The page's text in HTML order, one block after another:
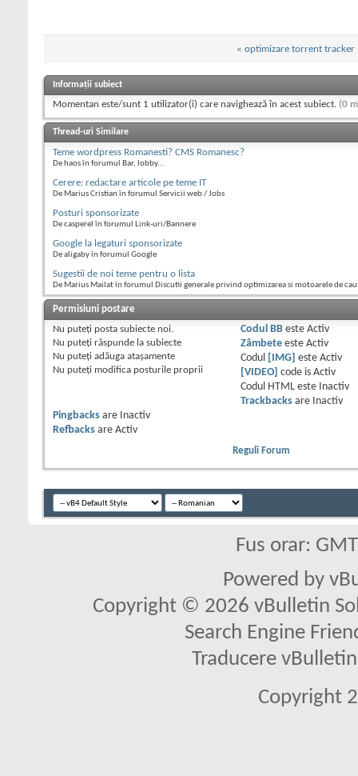
« optimizare torrent tracker
Informații subiect
Momentan este/sunt 1 utilizator(i) care navighează în acest subiect. (0
Thread-uri Similare
Teme wordpress Romanesti? CMS Romanesc?
De haos în forumul Bar, lobby...
Cerere: redactare articole pe teme IT
De Marius Cristian în forumul Servicii web / Jobs
Posturi sponsorizate
De casperel în forumul Link-uri/Bannere
Google la legaturi sponsorizate
De aligaby în forumul Google
Sugestii de noi teme pentru o lista
De Marius Mailat în forumul Discutii generale privind optimizarea si motoarele de
Permisiuni postare
Nu puteţi posta subiecte noi.
Nu puteţi răspunde la subiecte
Nu puteţi adăuga ataşamente
Nu puteţi modifica posturile proprii
Codul BBeste Activ
Zâmbeteeste Activ
Codul
[IMG] este Activ
[VIDEO]
code is Activ
Codul HTML este
Inactiv
Trackbacksare
Inactiv
Pingbacks are
Inactiv
Refbacks are Activ
Reguli Forum
Fus orar:
Powered by
Copyright © 2026 vBulletin
Search Engine
Traducere
Copyright